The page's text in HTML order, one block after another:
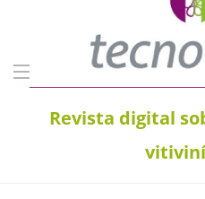
Revista digital